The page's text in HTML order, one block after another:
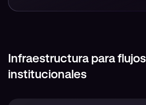
Infraestructura para
institucionales